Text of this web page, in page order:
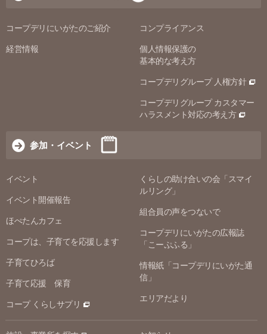
コープデリにいがたのご紹介
経営情報
コンプライアンス
個人情報保護の
基本的な考え方
コープデリグループ 人権方針
コープデリグループ カスタマー
ハラスメント対応の考え方
参加・イベント
イベント
イベント開催報告
ほぺたんカフェ
コープは、子育てを応援します
子育てひろば
子育て応援 保育
コープ くらしサプリ
くらしの助け合いの会「スマイ
ルリング」
組合員の声をつないで
コープデリにいがたの広報誌
「こーぷふる」
情報紙「コープデリにいがた通
信」
エリアだより